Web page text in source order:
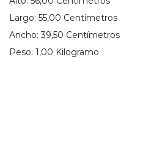
Largo: 55,00 Centímetros
Ancho:39,50 Centímetros
Peso: 1,00 Kilogramo